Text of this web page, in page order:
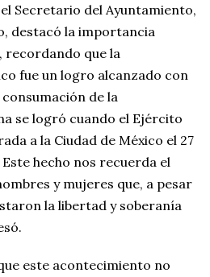
Secretario del Ayuntamiento,
destacó la importancia
recordando que la
fue un logro alcanzado con
de la
se logró cuando el Ejército
a la Ciudad de México el 27
hecho nos recuerda el
y mujeres que, a pesar
la libertad y soberanía
este acontecimiento no